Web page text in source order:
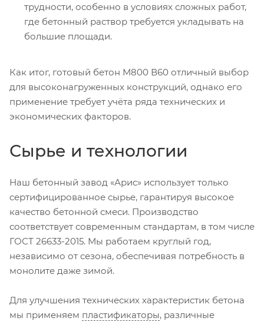
трудности, особенно в условиях сложных работ,
где бетонный раствор требуется укладывать на
большие площади.
Как итог, готовый бетон М800 В60 отличный выбор
для высоконагруженных конструкций, однако его
применение требует учёта ряда технических и
экономических факторов.
Сырье и технологии
Наш бетонный завод «Арис» использует только
сертифицированное сырье, гарантируя высокое
качество бетонной смеси. Производство
соответствует современным стандартам, в том числе
ГОСТ 26633-2015. Мы работаем круглый год,
независимо от сезона, обеспечивая потребность в
монолите даже зимой.
Для улучшения технических характеристик бетона
мы применяем пластификаторы, различные